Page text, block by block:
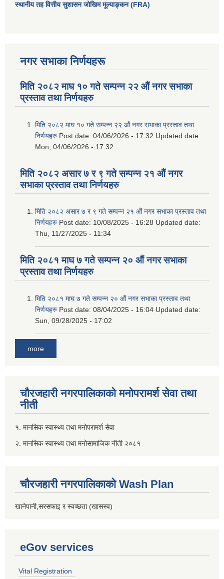
स्थानीय तह वित्तीय सुशासन जोखिम मूल्याङ्कन (FRA)
नगर सभाका निर्णयहरू
मिति २०८२ माघ १० गते सम्पन्न २२ औं नगर सभाका
प्रस्ताव तथा निर्णयहरु
मिति २०८२ माघ १० गते सम्पन्न २२ औं नगर सभाका प्रस्ताव तथा
निर्णयहरु Post date: 04/06/2026 - 17:32 Updated date:
Mon, 04/06/2026 - 17:32
मिति २०८२ असार ७ र ९ गते सम्पन्न २१ औं नगर
सभाका प्रस्ताव तथा निर्णयहरु
मिति २०८२ असार ७ र ९ गते सम्पन्न २१ औं नगर सभाका प्रस्ताव तथा
निर्णयहरु Post date: 10/08/2025 - 16:28 Updated date:
Thu, 11/27/2025 - 11:34
मिति २०८१ माघ ७ गते सम्पन्न २० औं नगर सभाका
प्रस्ताव तथा निर्णयहरु
मिति २०८१ माघ ७ गते सम्पन्न २० औं नगर सभाका प्रस्ताव तथा
निर्णयहरु Post date: 08/04/2025 - 16:04 Updated date:
Sun, 09/28/2025 - 17:02
more
चौरजहारी नगरपालिकाको मनोपरामर्श सेवा तथा
नीती
१. मानसिक स्वास्थ्य तथा मनोपरामर्श सेवा
२. मानसिक स्वास्थ्य तथा मनोसामाजिक नीती २०८१
चौरजहारी नगरपालिकाको Wash Plan
खानेपानी,सरसफाइ र स्वच्छता (खासस्व)
eGov services
Vital Registration